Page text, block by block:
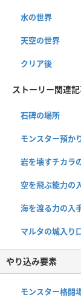
水の世界
天空の世界
クリア後
ストーリー関連
石碑の場所
モンスター預か
岩を壊すチカラ
空を飛ぶ能力の
海を渡る力の入
マルタの城入り
やり込み要素
モンスター格闘